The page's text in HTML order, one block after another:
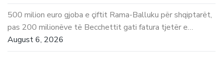
500 milion euro gjoba e çiftit Rama-Balluku për shqiptarët,
pas 200 milionëve të Becchettit gati fatura tjetër e…
August 6, 2026